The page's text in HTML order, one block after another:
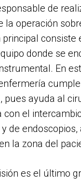
de
la operación
consiste
donde se
En
pues ayuda al
con el
de endoscopios,
la zona del
es el último